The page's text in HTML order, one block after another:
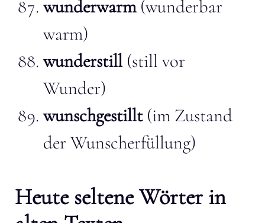
wunderwarm(wunderbar
warm)
wunderstill (still vor
Wunder)
wunschgestillt(im Zustand
der Wunscherfüllung)
Heute seltene Wörter in